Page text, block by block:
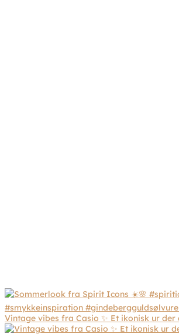
Vintage vibes fra Casio ✨ Et ikonisk ur der